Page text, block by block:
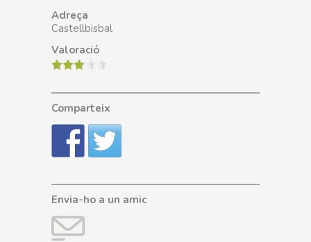
Adreça
Castellbisbal
Valoració
Comparteix
Envia-ho a un amic